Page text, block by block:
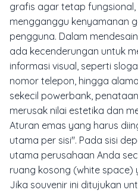
grafis agar tetap
mengganggu kenyamanan
pengguna. Dalam
ada kecenderungan untuk
informasi visual, seperti
nomor telepon, hingga
sekecil powerbank,
merusak nilai estetika dan
Aturan emas yang harus
utama per sisi". Pada sisi
utama perusahaan Anda
ruang kosong (white space)
Jika souvenir ini ditujukan